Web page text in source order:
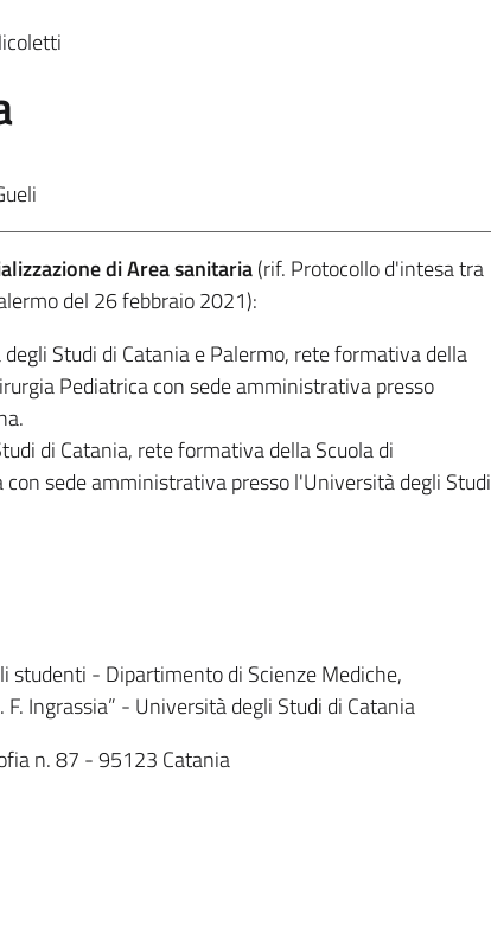
di Area sanitaria(rif. Protocollo d'intesa tra
del 26 febbraio 2021):
Studi di Catania e Palermo, rete formativa della
Pediatrica con sede amministrativa presso
di Catania, rete formativa della Scuola di
con sede amministrativa presso l'Università degli Studi
studenti - Dipartimento di Scienze Mediche,
F. Ingrassia” - Università degli Studi di Catania
n. 87 - 95123 Catania